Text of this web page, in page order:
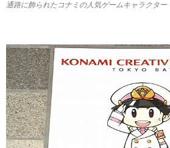
通路に飾られたコナミの人気ゲームキャラクター